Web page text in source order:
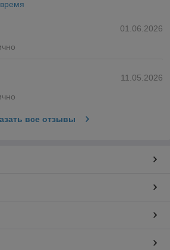
01.06.2026
11.05.2026
все отзывы